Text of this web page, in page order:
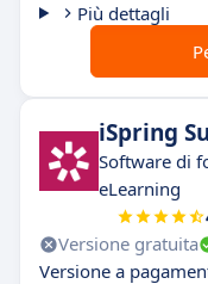
Più dettagli
iSpring
Software di
eLearning
Versione gratuita
Versione a